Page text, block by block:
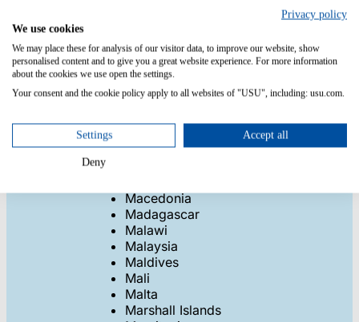
Latvia
Lebanon
Lesotho
Liberia
Lithuania
Macedonia
Madagascar
Malawi
Malaysia
Maldives
Mali
Malta
Marshall Islands
Privacy policy
We use cookies
We may place these for analysis of our visitor data, to improve our website, show
personalised content and to give you a great website experience. For more information
about the cookies we use open the settings.
Your consent and the cookie policy apply to all websites of "USU", including: usu.com.
Settings Accept all
Deny